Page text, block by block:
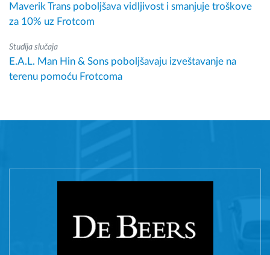
Maverik Trans poboljšava vidljivost i smanjuje troškove
za 10% uz Frotcom
Studija slučaja
E.A.L. Man Hin & Sons poboljšavaju izveštavanje na
terenu pomoću Frotcoma